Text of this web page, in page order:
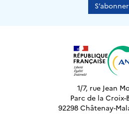
S’abonner
1/7, rue Jean
Parc de la Croix-
92298 Châtenay-